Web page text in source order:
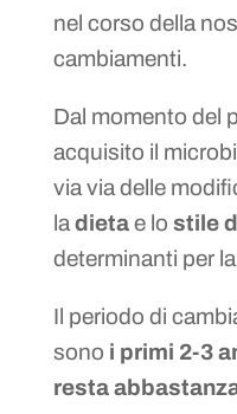
nel corso della
cambiamenti.
Dal momento del
acquisito il
via via delle
ladietae lo stile
determinanti per
Il periodo di
sono i primi 2-3
resta